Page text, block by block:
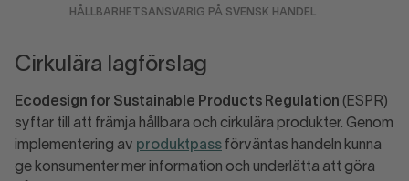
HÅLLBARHETSANSVARIG PÅ SVENSK HANDEL
Cirkulära lagförslag
Ecodesign for Sustainable Products Regulation (ESPR)
syftar till att främja hållbara och cirkulära produkter. Genom
implementering av produktpass förväntas handeln kunna
ge konsumenter mer information och underlätta att göra